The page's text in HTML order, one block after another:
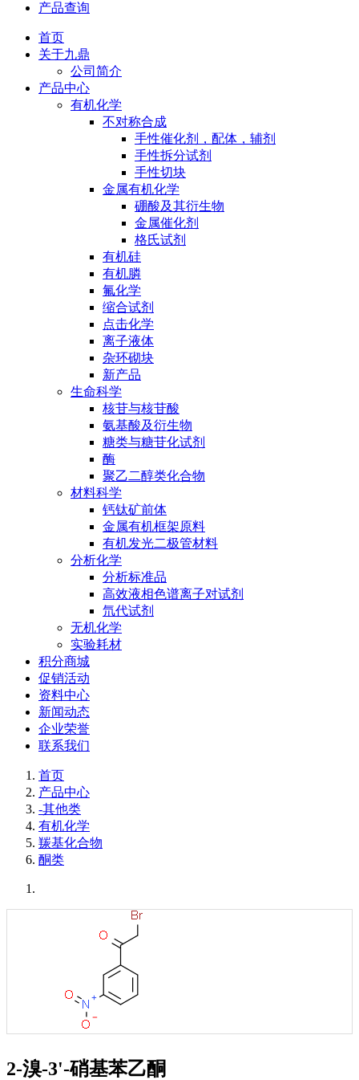
产品查询
首页
关于九鼎
公司简介
产品中心
有机化学
不对称合成
手性催化剂，配体，辅剂
手性拆分试剂
手性切块
金属有机化学
硼酸及其衍生物
金属催化剂
格氏试剂
有机硅
有机膦
氟化学
缩合试剂
点击化学
离子液体
杂环砌块
新产品
生命科学
核苷与核苷酸
氨基酸及衍生物
糖类与糖苷化试剂
酶
聚乙二醇类化合物
材料科学
钙钛矿前体
金属有机框架原料
有机发光二极管材料
分析化学
分析标准品
高效液相色谱离子对试剂
氘代试剂
无机化学
实验耗材
积分商城
促销活动
资料中心
新闻动态
企业荣誉
联系我们
首页
产品中心
-其他类
有机化学
羰基化合物
酮类
2-溴-3'-硝基苯乙酮